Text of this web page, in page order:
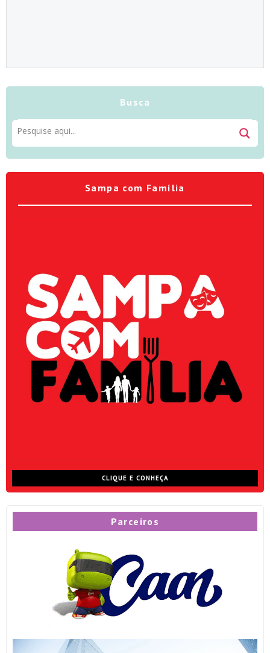
Busca
Sampa com Família
CLIQUE E CONHEÇA
Parceiros